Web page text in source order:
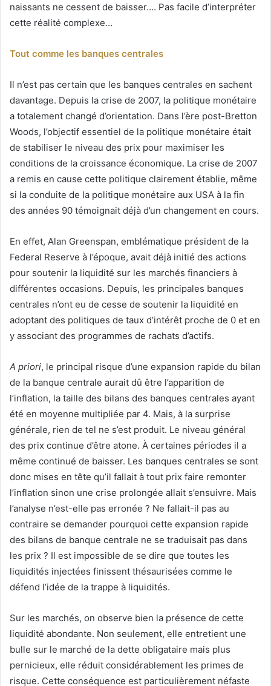
naissants ne cessent de baisser…. Pas facile d’interpréter
cette réalité complexe…
Tout comme les banques centrales
Il n’est pas certain que les banques centrales en sachent
davantage. Depuis la crise de 2007, la politique monétaire
a totalement changé d’orientation. Dans l’ère post-Bretton
Woods, l’objectif essentiel de la politique monétaire était
de stabiliser le niveau des prix pour maximiser les
conditions de la croissance économique. La crise de 2007
a remis en cause cette politique clairement établie, même
si la conduite de la politique monétaire aux USA à la fin
des années 90 témoignait déjà d’un changement en cours.
En effet, Alan Greenspan, emblématique président de la
Federal Reserve à l’époque, avait déjà initié des actions
pour soutenir la liquidité sur les marchés financiers à
différentes occasions. Depuis, les principales banques
centrales n’ont eu de cesse de soutenir la liquidité en
adoptant des politiques de taux d’intérêt proche de 0 et en
y associant des programmes de rachats d’actifs.
A priori, le principal risque d’une expansion rapide du bilan
de la banque centrale aurait dû être l’apparition de
l’inflation, la taille des bilans des banques centrales ayant
été en moyenne multipliée par 4. Mais, à la surprise
générale, rien de tel ne s’est produit. Le niveau général
des prix continue d’être atone. À certaines périodes il a
même continué de baisser. Les banques centrales se sont
donc mises en tête qu’il fallait à tout prix faire remonter
l’inflation sinon une crise prolongée allait s’ensuivre. Mais
l’analyse n’est-elle pas erronée ? Ne fallait-il pas au
contraire se demander pourquoi cette expansion rapide
des bilans de banque centrale ne se traduisait pas dans
les prix ? Il est impossible de se dire que toutes les
liquidités injectées finissent thésaurisées comme le
défend l’idée de la trappe à liquidités.
Sur les marchés, on observe bien la présence de cette
liquidité abondante. Non seulement, elle entretient une
bulle sur le marché de la dette obligataire mais plus
pernicieux, elle réduit considérablement les primes de
risque. Cette conséquence est particulièrement néfaste